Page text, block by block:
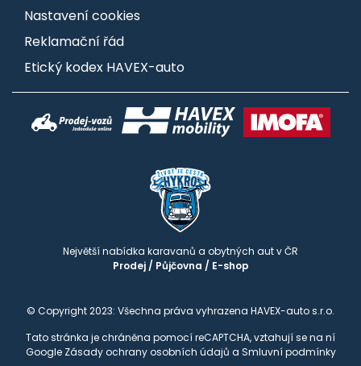
Nastavení cookies
Reklamační řád
Etický kodex HAVEX-auto
Největší nabídka karavanů a obytných aut v ČR
Prodej/ Půjčovna / E-shop
© Copyright 2023: Všechna práva vyhrazena HAVEX-auto s.r.o.
Tato stránka je chráněna pomocí reCAPTCHA, vztahují se na ní
Google Zásady ochrany osobních údajů a Smluvní podmínky